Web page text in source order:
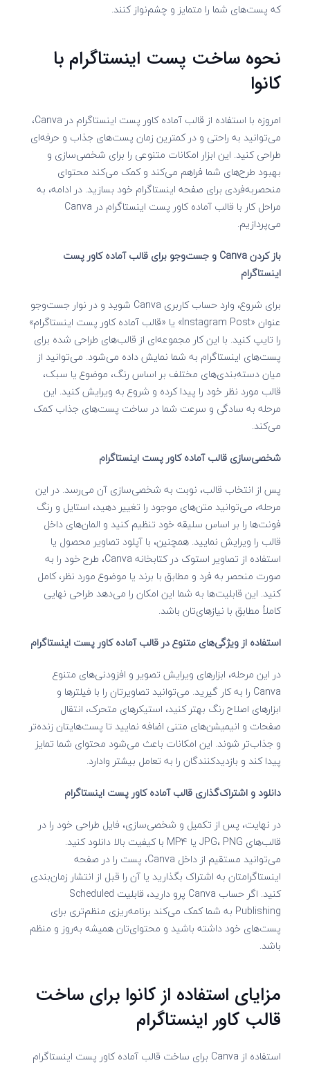
که پست‌های شما را متمایز و چشم‌نواز کنند.
نحوه ساخت پست اینستاگرام با
کانوا
امروزه با استفاده از قالب آماده کاور پست اینستاگرام در Canva،
می‌توانید به راحتی و در کمترین زمان پست‌های جذاب و حرفه‌ای
طراحی کنید. این ابزار امکانات متنوعی را برای شخصی‌سازی و
بهبود طرح‌های شما فراهم می‌کند و کمک می‌کند محتوای
منحصربه‌فردی برای صفحه‌ اینستاگرام خود بسازید. در ادامه، به
مراحل کار با قالب آماده کاور پست اینستاگرام در Canva
می‌پردازیم.
باز کردن
Canva و جست‌وجو برای قالب آماده کاور پست
اینستاگرام
برای شروع، وارد حساب کاربری Canva شوید و در نوار جست‌وجو
عنوان «Instagram Post» یا «قالب آماده کاور پست اینستاگرام»
را تایپ کنید. با این کار مجموعه‌ای از قالب‌های طراحی شده برای
پست‌های اینستاگرام به شما نمایش داده می‌شود. می‌توانید از
میان دسته‌بندی‌های مختلف بر اساس رنگ، موضوع یا سبک،
قالب مورد نظر خود را پیدا کرده و شروع به ویرایش کنید. این
مرحله به سادگی و سرعت شما در ساخت پست‌های جذاب کمک
می‌کند.
شخصی‌سازی قالب آماده کاور پست اینستاگرام
پس از انتخاب قالب، نوبت به شخصی‌سازی آن می‌رسد. در این
مرحله، می‌توانید متن‌های موجود را تغییر دهید، استایل و رنگ
فونت‌ها را بر اساس سلیقه خود تنظیم کنید و المان‌های داخل
قالب را ویرایش نمایید. همچنین، با آپلود تصاویر محصول یا
استفاده از تصاویر استوک در کتابخانه Canva، طرح خود را به
صورت منحصر به فرد و مطابق با برند یا موضوع مورد نظر، کامل
کنید. این قابلیت‌ها به شما این امکان را می‌دهد طراحی نهایی
کاملاً مطابق با نیازهای‌تان باشد.
استفاده از ویژگی‌های متنوع در قالب آماده کاور پست اینستاگرام
در این مرحله، ابزارهای ویرایش تصویر و افزودنی‌های متنوع
Canva را به کار گیرید. می‌توانید تصاویرتان را با فیلترها و
ابزارهای اصلاح رنگ بهتر کنید، استیکرهای متحرک، انتقال
صفحات و انیمیشن‌های متنی اضافه نمایید تا پست‌هایتان زنده‌تر
و جذاب‌تر شوند. این امکانات باعث می‌شود محتوای شما تمایز
پیدا کند و بازدیدکنندگان را به تعامل بیشتر وادارد.
دانلود و اشتراک‌گذاری قالب آماده کاور پست اینستاگرام
در نهایت، پس از تکمیل و شخصی‌سازی، فایل طراحی خود را در
قالب‌های JPG، PNG یا MP4 با کیفیت بالا دانلود کنید.
می‌توانید مستقیم از داخل Canva، پست را در صفحه
اینستاگرامتان به اشتراک بگذارید یا آن را قبل از انتشار زمان‌بندی
کنید. اگر حساب Canva پرو دارید، قابلیت Scheduled
Publishing به شما کمک می‌کند برنامه‌ریزی منظم‌تری برای
پست‌های خود داشته باشید و محتوای‌تان همیشه به‌روز و منظم
باشد.
مزایای استفاده از کانوا برای ساخت
قالب کاور اینستاگرام
استفاده از Canva برای ساخت قالب آماده کاور پست اینستاگرام